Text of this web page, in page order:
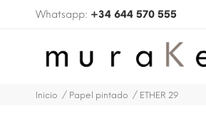
Whatsapp: +34 644 570 555
Inicio Papel pintado ETHER 29